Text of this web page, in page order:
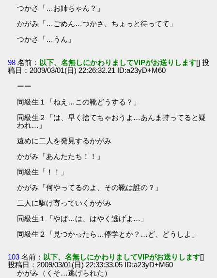
つかさ「…お姉ちゃん？」
かがみ「…ごめん…つかさ、ちょっと待ってて」
つかさ「…うん」
98 名前： 以下、名無しにかわりましてVIPがお送りします[] 投
稿日：2009/03/01(日) 22:26:32.21 ID:a23yD+M60
ーー
同級生１「ねえ…この靴どうする？」
同級生２「は、早く捨てちゃおうよ…あんま持ってると疑
われ…」
遠めに二人を発見するかがみ
かがみ「あんたたち！！」
同級生「！！」
かがみ「何やってるのよ、その靴は誰の？」
二人に駆け寄っていくかがみ
同級生１「やば…は、はやく逃げよ…」
同級生２「見つかったら…停学とか？…ど、どうしよ」
103 名前： 以下、名無しにかわりましてVIPがお送りします[]
投稿日：2009/03/01(日) 22:33:33.05 ID:a23yD+M60
かがみ（くそ…逃げられた）